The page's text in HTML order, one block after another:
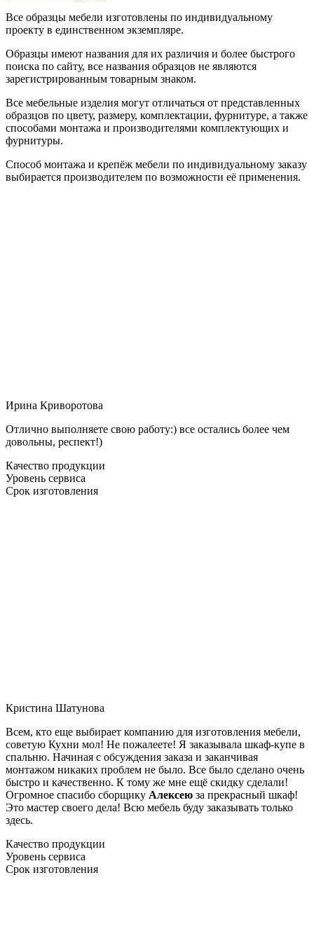
Все образцы мебели изготовлены по индивидуальному
проекту в единственном экземпляре.
Образцы имеют названия для их различия и более быстрого
поиска по сайту, все названия образцов не являются
зарегистрированным товарным знаком.
Все мебельные изделия могут отличаться от представленных
образцов по цвету, размеру, комплектации, фурнитуре, а также
способами монтажа и производителями комплектующих и
фурнитуры.
Способ монтажа и крепёж мебели по индивидуальному заказу
выбирается производителем по возможности её применения.
Ирина Криворотова
Отлично выполняете свою работу:) все остались более чем
довольны, респект!)
Качество продукции
Уровень сервиса
Срок изготовления
Кристина Шатунова
Всем, кто еще выбирает компанию для изготовления мебели,
советую Кухни мол! Не пожалеете! Я заказывала шкаф-купе в
спальню. Начиная с обсуждения заказа и заканчивая
монтажом никаких проблем не было. Все было сделано очень
быстро и качественно. К тому же мне ещё скидку сделали!
Огромное спасибо сборщику Алексею за прекрасный шкаф!
Это мастер своего дела! Всю мебель буду заказывать только
здесь.
Качество продукции
Уровень сервиса
Срок изготовления